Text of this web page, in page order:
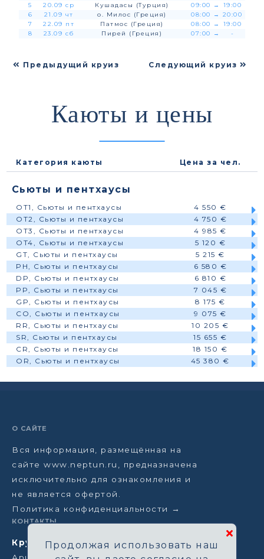
5
20.09 ср Кушадасы (Турция) 09:00 →
19:00
6
21.09 чт о. Милос (Греция) 08:00 →
20:00
7
22.09 пт Патмос (Греция) 08:00 →
19:00
8
23.09 сб Пирей (Греция) 07:00 → -
Предыдущий круиз Следующий круиз
Каюты и цены
Категория каюты Цена за чел.
Сьюты и пентхаусы
OT1, Сьюты и пентхаусы
4 550 €
OT2, Сьюты и пентхаусы
4 750 €
OT3, Сьюты и пентхаусы
4 985 €
OT4, Сьюты и пентхаусы
5 120 €
GT, Сьюты и пентхаусы
5 215 €
PH, Сьюты и пентхаусы
6 580 €
DP, Сьюты и пентхаусы
6 810 €
PP, Сьюты и пентхаусы
7 045 €
GP, Сьюты и пентхаусы
8 175 €
CO, Сьюты и пентхаусы
9 075 €
RR, Сьюты и пентхаусы
10 205 €
SR, Сьюты и пентхаусы
15 655 €
CR, Сьюты и пентхаусы
18 150 €
OR, Сьюты и пентхаусы
45 380 €
О САЙТЕ
Вся информация, размещённая на
сайте www.neptun.ru, предназначена
исключительно для ознакомления и
не является офертой.
Политика конфиденциальности →
КОНТАКТЫ
Круизная компания Нептун
Продолжая использовать наш